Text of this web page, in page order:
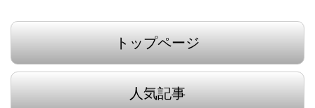
トップページ
人気記事